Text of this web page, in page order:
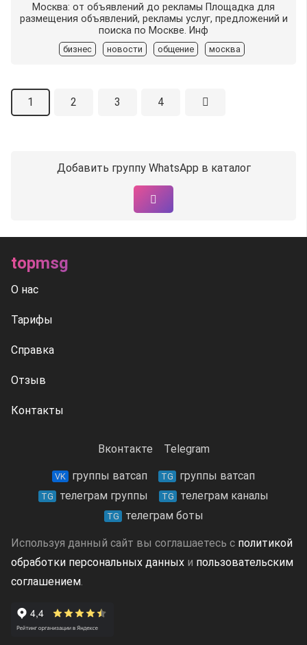
Москва: от объявлений до рекламы Площадка для
размещения объявлений, рекламы услуг, предложений и
поиска по Москве. Инф
бизнес новости общение москва
1 2 3 4
Добавить группу WhatsApp в каталог
topmsg
О нас
Тарифы
Справка
Отзыв
Контакты
Вконтакте Telegram
VK группы ватсап TG группы ватсап
TG телеграм группы TG телеграм каналы
TG телеграм боты
Используя данный сайт вы соглашаетесь с политикой
обработки персональных данных и пользовательским
соглашением.